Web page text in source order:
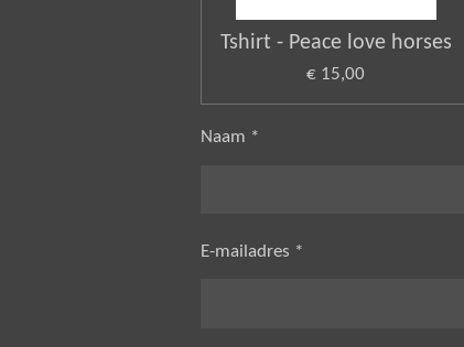
Tshirt - Peace love horses
€ 15,00
Naam *
E-mailadres *